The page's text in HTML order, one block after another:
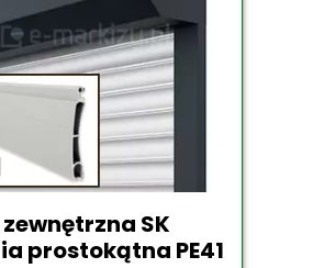
SK
prostokątna PE41